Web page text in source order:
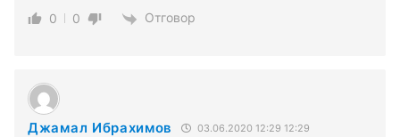
0 0 Отговор
Джамал Ибрахимов 03.06.2020 12:29 12:29